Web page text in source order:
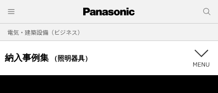
電気・建築設備（ビジネス）
納入事例集 （照明器具）